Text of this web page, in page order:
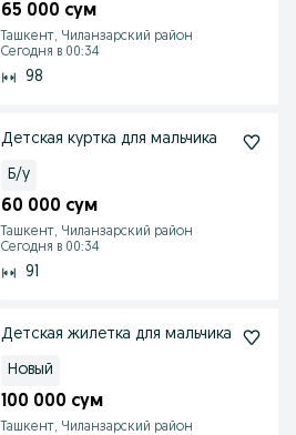
65 000 сум
Ташкент, Чиланзарский район
Сегодня в 00:34
98
Детская куртка для мальчика
Б/у
60 000 сум
Ташкент, Чиланзарский район
Сегодня в 00:34
91
Детская жилетка для мальчика
Новый
100 000 сум
Ташкент, Чиланзарский район